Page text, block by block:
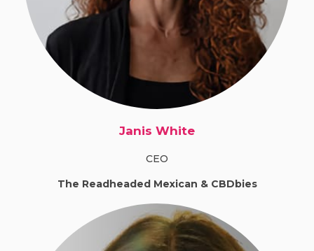
Janis White
CEO
The Readheaded Mexican & CBDbies